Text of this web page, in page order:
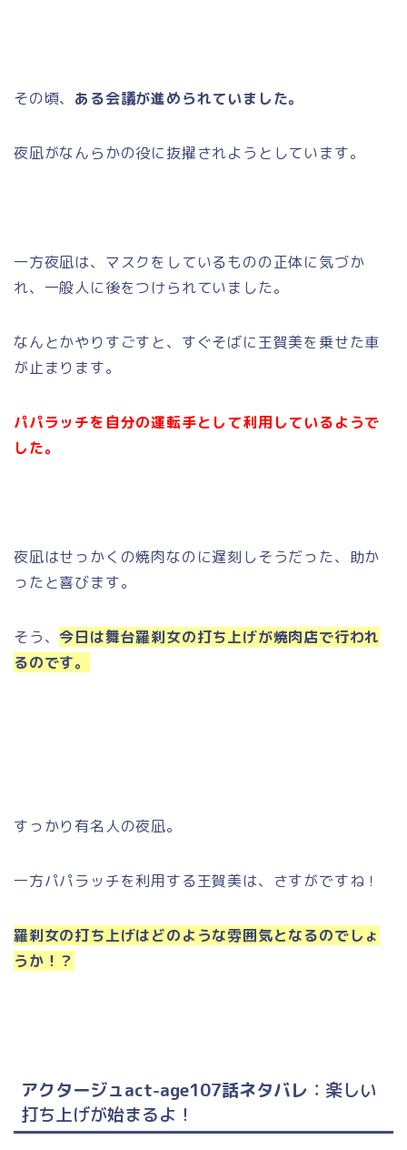
その頃、 ある会議が進められていました。
夜凪がなんらかの役に抜擢されようとしています。
一方夜凪は、マスクをしているものの正体に気づか
れ、一般人に後をつけられていました。
なんとかやりすごすと、すぐそばに王賀美を乗せた車
が止まります。
パパラッチを自分の運転手として利用しているようで
した。
夜凪はせっかくの焼肉なのに遅刻しそうだった、助か
ったと喜びます。
そう、 今日は舞台羅刹女の打ち上げが焼肉店で行われ
るのです。
すっかり有名人の夜凪。
一方パパラッチを利用する王賀美は、さすがですね！
羅刹女の打ち上げはどのような雰囲気となるのでしょ
うか！？
アクタージュact-age107話ネタバレ ：楽しい
打ち上げが始まるよ！